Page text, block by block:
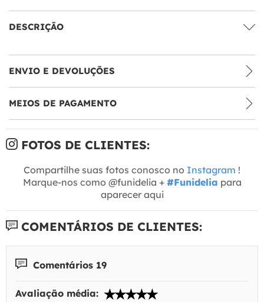
DESCRIÇÃO
ENVIO E DEVOLUÇÕES
MEIOS DE PAGAMENTO
FOTOS DE CLIENTES:
Compartilhe suas fotos conosco no Instagram !
Marque-nos como @funidelia + #Funidelia para
aparecer aqui
COMENTÁRIOS DE CLIENTES:
Comentários 19
Avaliação média: